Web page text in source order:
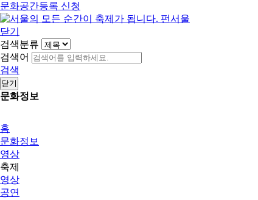
문화공간등록 신청
닫기
검색분류
검색어
검색
닫기
문화정보
홈
문화정보
영상
축제
영상
공연